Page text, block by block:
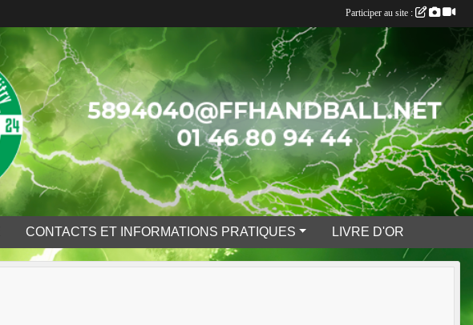
CONTACTS ET INFORMATIONS PRATIQUES LIVRE D'OR
Participer au site :